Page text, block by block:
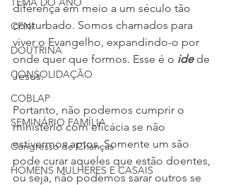
CFNI
DOUTRINA
CONSOLIDAÇÃO
COBLAP
SEMINÁRIO FAMÍLIA
Congresso de Crianças
HOMENS MULHERES E CASAIS
diferença em meio a um século tão
conturbado. Somos chamados para
viver o Evangelho, expandindo-o por
onde quer que formos. Esse é o ide de
Jesus.
Portanto, não podemos cumprir o
ministério com eficácia se não
estivermos aptos. Somente um são
pode curar aqueles que estão doentes,
ou seja, não podemos sarar outros se